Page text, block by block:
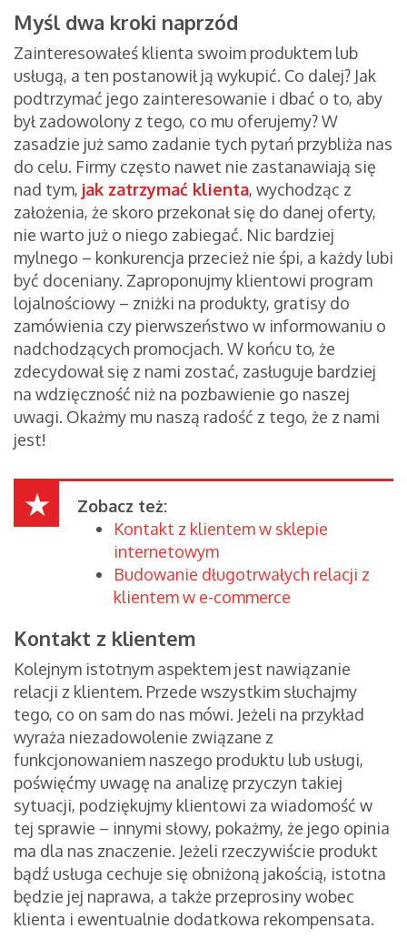
Myśl dwa kroki naprzód
Zainteresowałeś klienta swoim produktem lub
usługą, a ten postanowił ją wykupić. Co dalej? Jak
podtrzymać jego zainteresowanie i dbać o to, aby
był zadowolony z tego, co mu oferujemy? W
zasadzie już samo zadanie tych pytań przybliża nas
do celu. Firmy często nawet nie zastanawiają się
nad tym, jak zatrzymać klienta, wychodząc z
założenia, że skoro przekonał się do danej oferty,
nie warto już o niego zabiegać. Nic bardziej
mylnego – konkurencja przecież nie śpi, a każdy lubi
być doceniany. Zaproponujmy klientowi program
lojalnościowy – zniżki na produkty, gratisy do
zamówienia czy pierwszeństwo w informowaniu o
nadchodzących promocjach. W końcu to, że
zdecydował się z nami zostać, zasługuje bardziej
na wdzięczność niż na pozbawienie go naszej
uwagi. Okażmy mu naszą radość z tego, że z nami
jest!
Zobacz też:
Kontakt z klientem w sklepie
internetowym
Budowanie długotrwałych relacji z
klientem w e-commerce
Kontakt z klientem
Kolejnym istotnym aspektem jest nawiązanie
relacji z klientem. Przede wszystkim słuchajmy
tego, co on sam do nas mówi. Jeżeli na przykład
wyraża niezadowolenie związane z
funkcjonowaniem naszego produktu lub usługi,
poświęćmy uwagę na analizę przyczyn takiej
sytuacji, podziękujmy klientowi za wiadomość w
tej sprawie – innymi słowy, pokażmy, że jego opinia
ma dla nas znaczenie. Jeżeli rzeczywiście produkt
bądź usługa cechuje się obniżoną jakością, istotna
będzie jej naprawa, a także przeprosiny wobec
klienta i ewentualnie dodatkowa rekompensata.